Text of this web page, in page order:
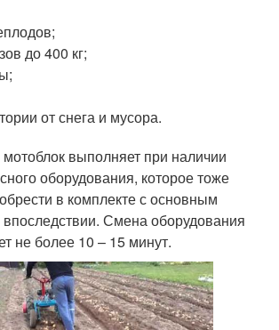
до 400 кг;
от снега и мусора.
выполняет при наличии
оборудования, которое тоже
в комплекте с основным
Смена оборудования
не более 10 – 15 минут.